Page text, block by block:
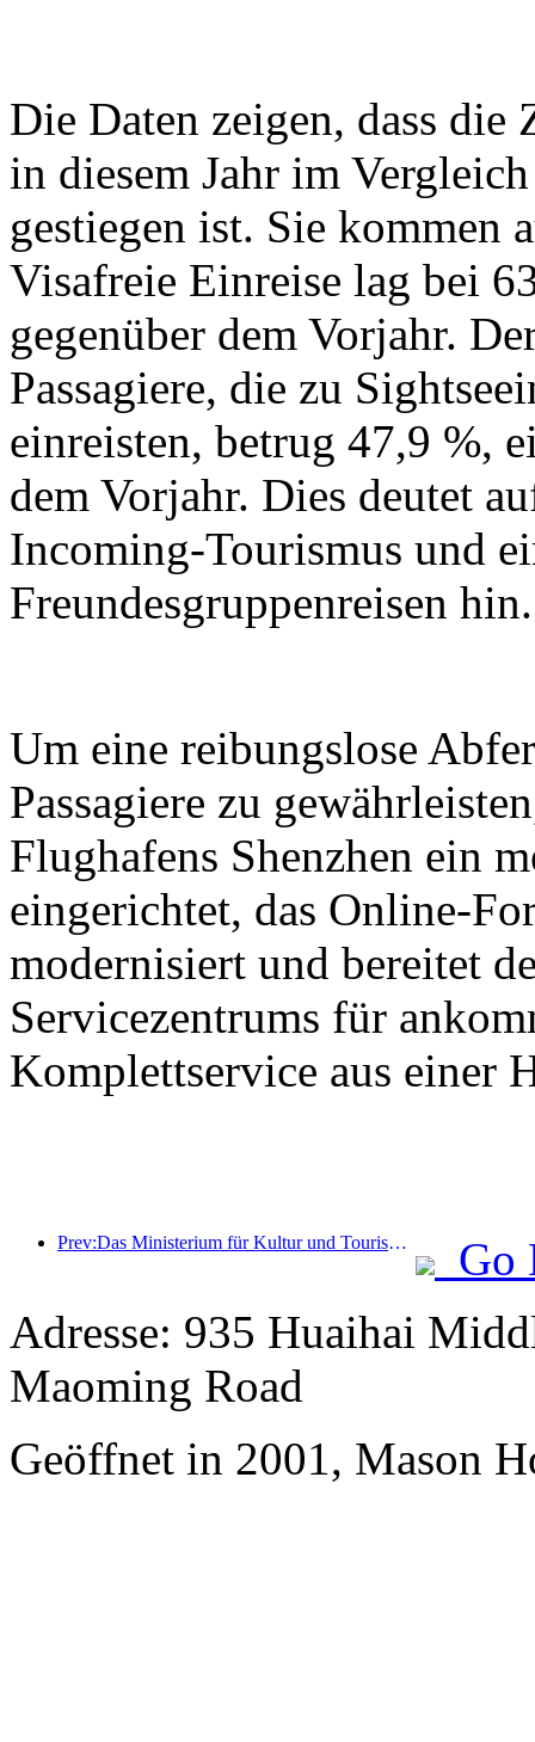
Die Daten zeigen, dass die
in diesem Jahr im
gestiegen ist. Sie kommen
Visafreie Einreise lag bei
gegenüber dem Vorjahr.
Passagiere, die zu
einreisten, betrug 47,9 %,
dem Vorjahr. Dies deutet
Incoming-Tourismus und
Freundesgruppenreisen hin.
Um eine reibungslose
Passagiere zu
Flughafens Shenzhen ein
eingerichtet, das Online-
modernisiert und bereitet
Servicezentrums für
Komplettservice aus einer
Prev:Das Ministerium für Kultur und Tourismus berichtete, dass im Jahr 2025 16.994 Sehenswürdigkeiten der Kategorie A 7,51 Milliarden Besucher empfangen und Tourismuseinnahmen in Höhe von 554,49 Milliarden Yuan generiert haben.
Go
Adresse: 935 Huaihai
Maoming Road
Geöffnet in 2001, Mason